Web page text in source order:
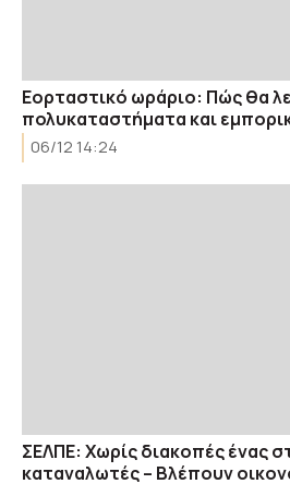
Εορταστικό ωράριο: Πώς θα
πολυκαταστήματα και
06/12 14:24
ΣΕΛΠΕ: Χωρίς διακοπές ένας
καταναλωτές – Βλέπουν